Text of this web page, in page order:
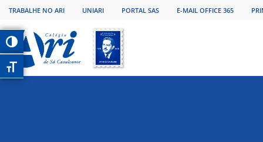
Alternar alto contraste
Alternar tamanho da fonte
TRABALHE NO ARI UNIARI PORTAL SAS E-MAIL OFFICE 365